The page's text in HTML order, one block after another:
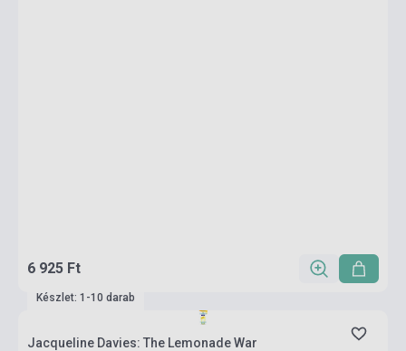
6 925 Ft
Készlet: 1-10 darab
Jacqueline Davies: The Lemonade War